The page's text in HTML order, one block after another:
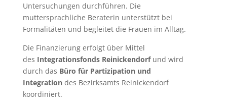
Untersuchungen durchführen. Die
muttersprachliche Beraterin unterstützt bei
Formalitäten und begleitet die Frauen im Alltag.
Die Finanzierung erfolgt über Mittel
des Integrationsfonds Reinickendorfund wird
durch das Büro für Partizipation und
Integrationdes Bezirksamts Reinickendorf
koordiniert.